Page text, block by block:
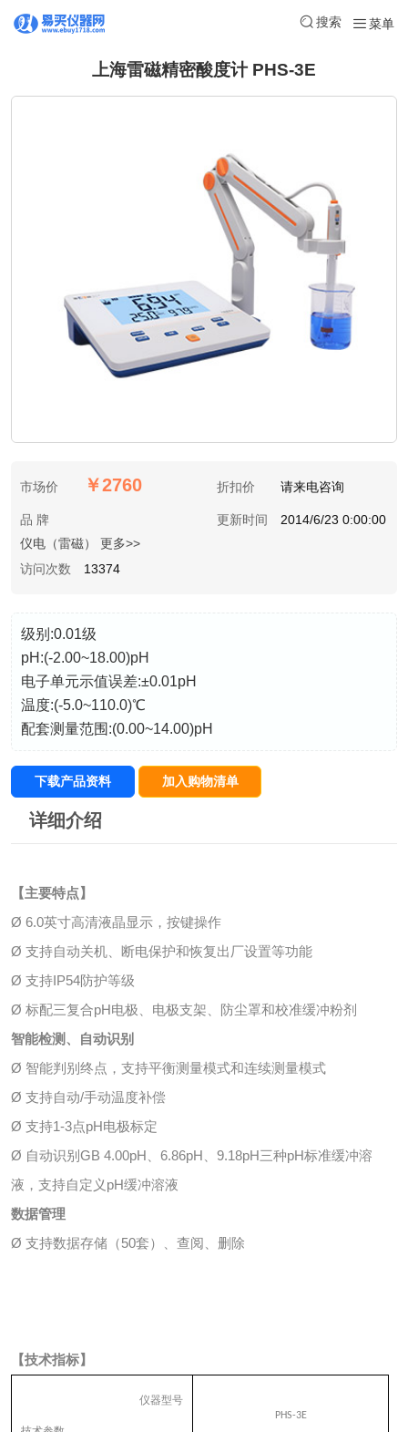
搜索 菜单
上海雷磁精密酸度计 PHS-3E
市场价 ￥2760 折扣价 请来电咨询
品 牌
仪电（雷磁） 更多>>
更新时间 2014/6/23 0:00:00
访问次数 13374
级别:0.01级
pH:(-2.00~18.00)pH
电子单元示值误差:±0.01pH
温度:(-5.0~110.0)℃
配套测量范围:(0.00~14.00)pH
下载产品资料 加入购物清单
详细介绍
【主要特点】
Ø 6.0英寸高清液晶显示，按键操作
Ø 支持自动关机、断电保护和恢复出厂设置等功能
Ø 支持IP54防护等级
Ø 标配三复合pH电极、电极支架、防尘罩和校准缓冲粉剂
智能检测、自动识别
Ø 智能判别终点，支持平衡测量模式和连续测量模式
Ø 支持自动/手动温度补偿
Ø 支持1-3点pH电极标定
Ø 自动识别GB 4.00pH、6.86pH、9.18pH三种pH标准缓冲溶
液，支持自定义pH缓冲溶液
数据管理
Ø 支持数据存储（50套）、查阅、删除
【技术指标】
仪器型号
PHS-3E